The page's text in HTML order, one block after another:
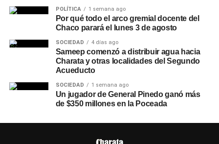
POLÍTICA 1 semana ago
Por qué todo el arco gremial docente del
Chaco parará el lunes 3 de agosto
SOCIEDAD 4 días ago
Sameep comenzó a distribuir agua hacia
Charata y otras localidades del Segundo
Acueducto
SOCIEDAD 1 semana ago
Un jugador de General Pinedo ganó más
de $350 millones en la Poceada